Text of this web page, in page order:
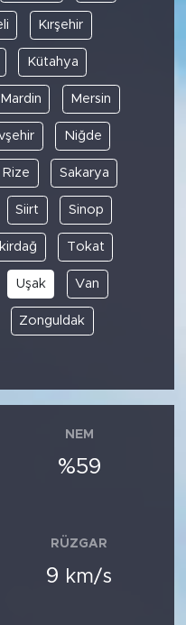
Kırşehir
Kütahya
Mardin Mersin
Niğde
Rize Sakarya
Siirt Sinop
Tokat
Uşak Van
Zonguldak
NEM
%59
RÜZGAR
9 km/s